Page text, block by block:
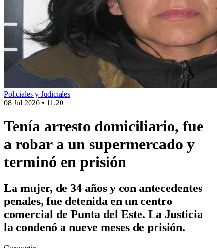
Policiales y Judiciales
08 Jul 2026 • 11:20
Tenía arresto domiciliario, fue
a robar a un supermercado y
terminó en prisión
La mujer, de 34 años y con antecedentes
penales, fue detenida en un centro
comercial de Punta del Este. La Justicia
la condenó a nueve meses de prisión.